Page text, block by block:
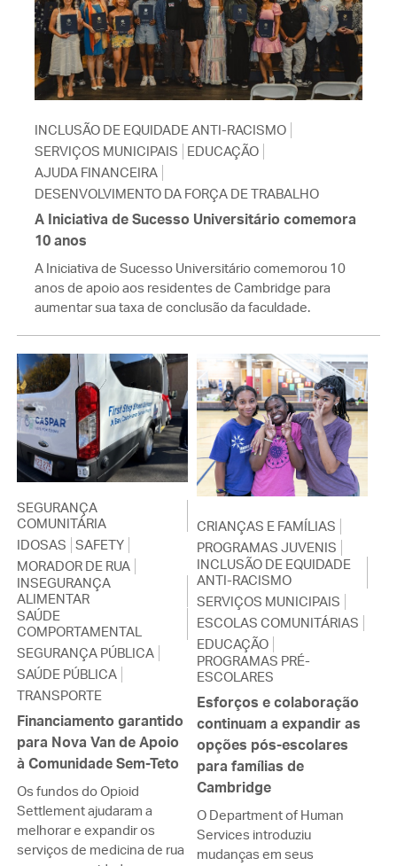
INCLUSÃO DE EQUIDADE ANTI-RACISMO
SERVIÇOS MUNICIPAIS
EDUCAÇÃO
AJUDA FINANCEIRA
DESENVOLVIMENTO DA FORÇA DE TRABALHO
A Iniciativa de Sucesso Universitário comemora
10 anos
A Iniciativa de Sucesso Universitário comemorou 10
anos de apoio aos residentes de Cambridge para
aumentar sua taxa de conclusão da faculdade.
SEGURANÇA
COMUNITÁRIA
IDOSAS SAFETY
MORADOR DE RUA
INSEGURANÇA
ALIMENTAR
SAÚDE
COMPORTAMENTAL
SEGURANÇA PÚBLICA
SAÚDE PÚBLICA
TRANSPORTE
Financiamento garantido
para Nova Van de Apoio
à Comunidade Sem-Teto
Os fundos do Opioid
Settlement ajudaram a
melhorar e expandir os
serviços de medicina de rua
CRIANÇAS E FAMÍLIAS
PROGRAMAS JUVENIS
INCLUSÃO DE EQUIDADE
ANTI-RACISMO
SERVIÇOS MUNICIPAIS
ESCOLAS COMUNITÁRIAS
EDUCAÇÃO
PROGRAMAS PRÉ-
ESCOLARES
Esforços e colaboração
continuam a expandir as
opções pós-escolares
para famílias de
Cambridge
O Department of Human
Services introduziu
mudanças em seus